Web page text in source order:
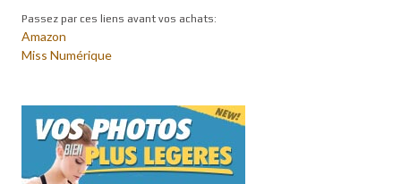
Passez par ces liens avant vos achats:
Amazon
Miss Numérique